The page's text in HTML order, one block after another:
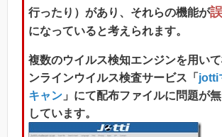
行ったり）があり、それらの機能が
になっていると考えられます。
複数のウイルス検知エンジンを用い
ンラインウイルス検査サービス「 jotti
キャン 」にて配布ファイルに問題が
しています。